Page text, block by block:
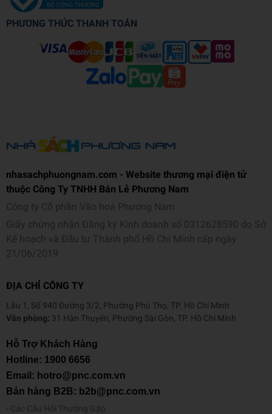
PHƯƠNG THỨC THANH TOÁN
nhasachphuongnam.com - Website thương mại điện tử
thuộc Công Ty TNHH Bán Lẻ Phương Nam
Công ty Cổ phần Văn hoá Phương Nam
Giấy chứng nhận Đăng ký Kinh doanh số 0312628590 do Sở
Kế hoạch và Đầu tư Thành phố Hồ Chí Minh cấp ngày
21/06/2019
ĐỊA CHỈ CÔNG TY
Lầu 1, Số 940 Đường 3/2, Phường Phú Thọ, TP. Hồ Chí Minh
Văn phòng: 31 Hàn Thuyên, Phường Sài Gòn, TP. Hồ Chí Minh
Hỗ Trợ Khách Hàng
Hotline: 1900 6656
Email: hotro@pnc.com.vn
Bán hàng B2B: b2b@pnc.com.vn
Các Câu Hỏi Thường Gặp